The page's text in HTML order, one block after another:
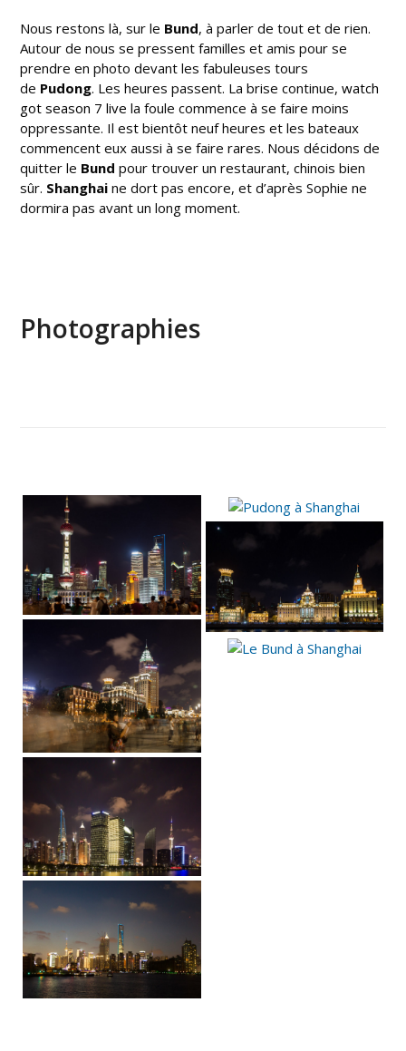
Nous restons là, sur le Bund, à parler de tout et de rien.
Autour de nous se pressent familles et amis pour se
prendre en photo devant les fabuleuses tours
de Pudong. Les heures passent. La brise continue,watch
got season 7 live la foule commence à se faire moins
oppressante. Il est bientôt neuf heures et les bateaux
commencent eux aussi à se faire rares. Nous décidons de
quitter le Bund pour trouver un restaurant, chinois bien
sûr. Shanghai ne dort pas encore, et d’après Sophie ne
dormira pas avant un long moment.
Photographies